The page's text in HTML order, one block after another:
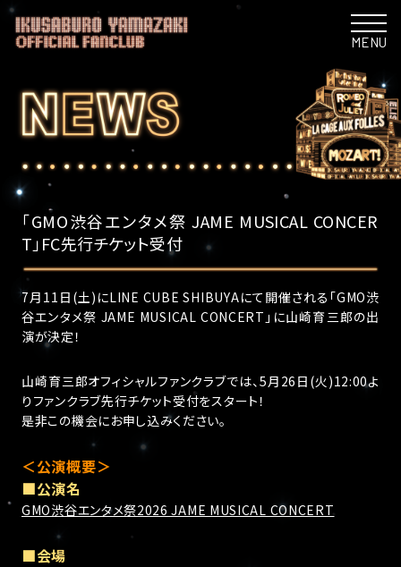
MENU
「GMO渋谷エンタメ祭 JAME MUSICAL CONCER
T」FC先行チケット受付
7月11日(土)にLINE CUBE SHIBUYAにて開催される「GMO渋
谷エンタメ祭 JAME MUSICAL CONCERT」に山崎育三郎の出
演が決定！
山崎育三郎オフィシャルファンクラブでは、5月26日(火)12:00よ
りファンクラブ先行チケット受付をスタート！
是非この機会にお申し込みください。
＜公演概要＞
■公演名
GMO渋谷エンタメ祭2026 JAME MUSICAL CONCERT
■会場